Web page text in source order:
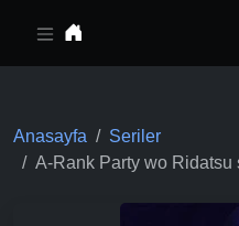
Anasayfa
Seriler
A-Rank Party wo Ridatsu